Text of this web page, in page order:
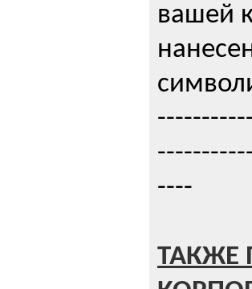
вашей
----
ТАКЖЕ